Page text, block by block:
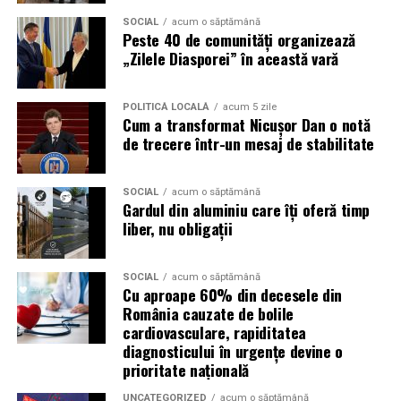
accesului in festival.
De asemenea, Summer Well promoveaza un mediu sigur
si responsabil, iar consumul de substante interzise este
strict interzis.
Regulamentul complet, impreuna cu lista obiectelor
permise si interzise, poate fi consultat pe site-ul oficial
al festivalului.
Un festival construitimpreuna cu partenerii sai
Summer Well 2026 este un festival Orange, sustinut de
parteneri care contribuie la experienta editiei
aniversare: glo™, ING, Peroni Nastro Azzurro, Ursus,
Bacardi, Martini, Jagermeister, Jack Daniel’s, Mega
Image, Pepsi, Fashion Days, alpro, Transalpina, vitamin
aqua, Lay’s, e-on, Academia de Studii Economice din
Bucuresti, FABIZ, Bucharest Business School, biciclop,
SOCIAL acum o săptămână
Peste 40 de comunități organizează
„Zilele Diasporei” în această vară
POLITICĂ LOCALĂ acum 5 zile
Cum a transformat Nicușor Dan o notă
de trecere într-un mesaj de stabilitate
SOCIAL acum o săptămână
Gardul din aluminiu care îți oferă timp
liber, nu obligații
SOCIAL acum o săptămână
Cu aproape 60% din decesele din
România cauzate de bolile
cardiovasculare, rapiditatea
diagnosticului în urgențe devine o
prioritate națională
UNCATEGORIZED acum o săptămână